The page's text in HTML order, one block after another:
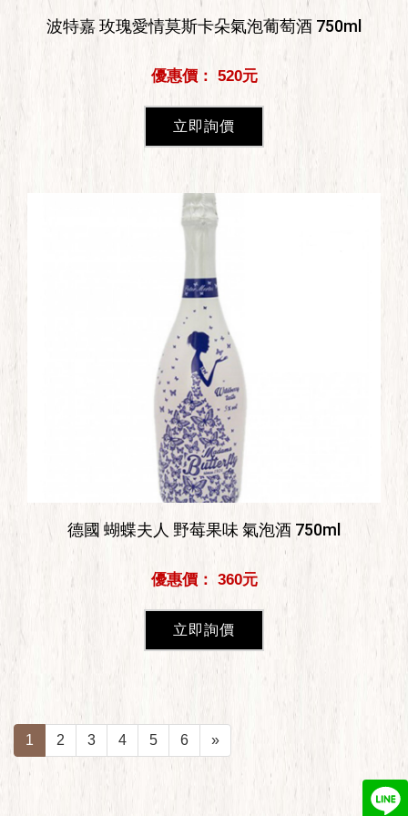
波特嘉 玫瑰愛情莫斯卡朵氣泡葡萄酒 750ml
優惠價： 520元
立即詢價
德國 蝴蝶夫人 野莓果味 氣泡酒 750ml
優惠價： 360元
立即詢價
1 2 3 4 5 6 »